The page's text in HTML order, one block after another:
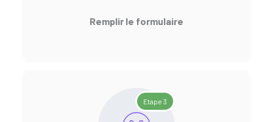
Remplir le formulaire
Etape 3